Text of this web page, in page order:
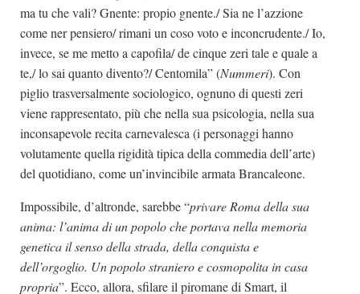
ma tu che vali? Gnente: propio gnente./ Sia ne l’azzione
come ner pensiero/ rimani un coso voto e inconcrudente./ Io,
invece, se me metto a capofila/ de cinque zeri tale e quale a
te,/ lo sai quanto divento?/ Centomila” (Nummeri). Con
piglio trasversalmente sociologico, ognuno di questi zeri
viene rappresentato, più che nella sua psicologia, nella sua
inconsapevole recita carnevalesca (i personaggi hanno
volutamente quella rigidità tipica della commedia dell’arte)
del quotidiano, come un’invincibile armata Brancaleone.
Impossibile, d’altronde, sarebbe “privare Roma della sua
anima: l’anima di un popolo che portava nella memoria
genetica il senso della strada, della conquista e
dell’orgoglio. Un popolo straniero e cosmopolita in casa
propria”. Ecco, allora, sfilare il piromane di Smart, il